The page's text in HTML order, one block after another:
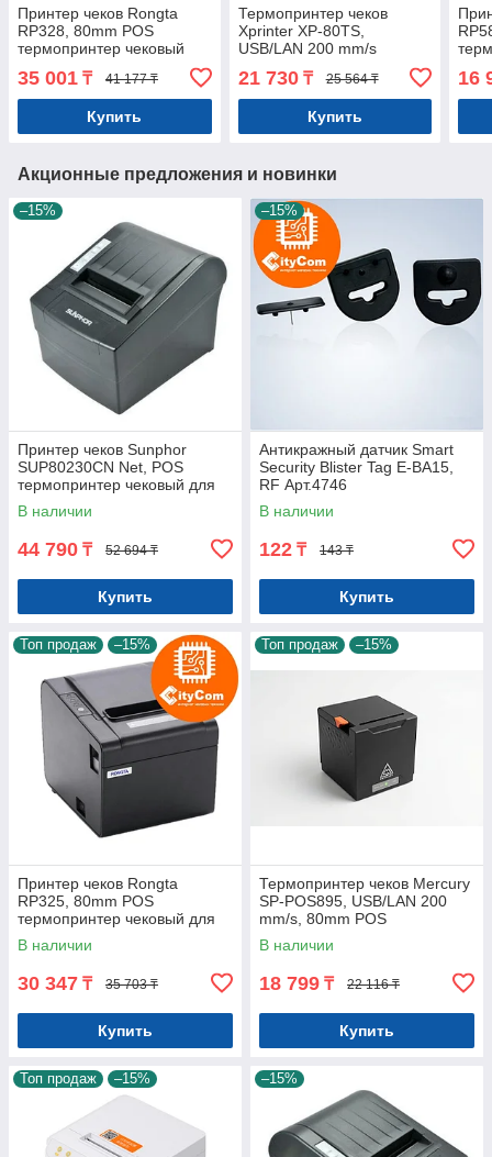
Принтер чеков Rongta
RP328, 80mm POS
термопринтер чековый
для магазинов, бутиков,
кафе и др. Арт.5989
35 001 ₸ 41 177 ₸
Купить
Термопринтер чеков
Xprinter XP-80TS,
USB/LAN 200 mm/s
21 730₸ 25 564 ₸
Купить
16
Акционные предложения и новинки
–15%
Принтер чеков Sunphor
SUP80230CN Net, POS
термопринтер чековый для
магазинов, бутиков, кафе и
др. Арт.1472
В наличии
44 790 ₸ 52 694 ₸
Купить
–15%
Антикражный датчик Smart
Security Blister Tag E-BA15,
RF Арт.4746
В наличии
122 ₸ 143 ₸
Купить
Топ продаж –15%
Принтер чеков Rongta
RP325, 80mm POS
термопринтер чековый для
магазинов, бутиков, кафе и
др. Арт.5945
В наличии
30 347 ₸ 35 703 ₸
Купить
Топ продаж –15%
Термопринтер чеков Mercury
SP-POS895, USB/LAN 200
mm/s, 80mm POS
термопринтер чековый для
магазинов, бутиков, кафе и
др. Арт.8204
В наличии
18 799 ₸ 22 116 ₸
Купить
Топ продаж –15% –15%